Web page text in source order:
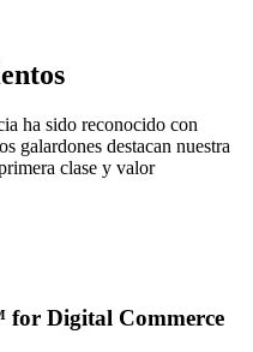
ha sido reconocido con
galardones destacan nuestra
clase y valor
Digital Commerce